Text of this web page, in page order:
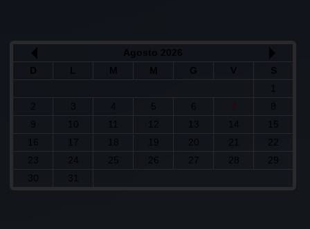
Agosto 2026
D
L M M G V
S
2
3 4 5 6 7
8
9
10 12 13 14
15
16
17 18 19 20 21
22
23
24 25 26 27 28
29
30
31